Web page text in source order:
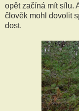
opět začíná mít sílu.
člověk mohl dovolit
dost.